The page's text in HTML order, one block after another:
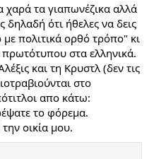
χαρά τα γιαπωνέζικα αλλά
δηλαδή ότι ήθελες να δεις
πολιτικά ορθό τρόπο" κι
πρωτότυπου στα ελληνικά.
και τη Κρυστλ (δεν τις
στο
απο κάτω:
το φόρεμα.
οικία μου.